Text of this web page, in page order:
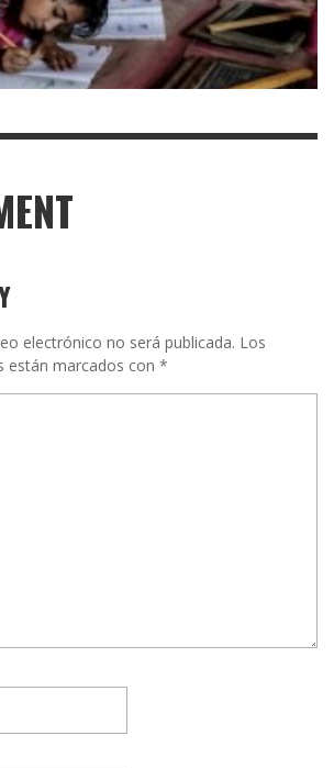
electrónico no será publicada. Los
están marcados con *